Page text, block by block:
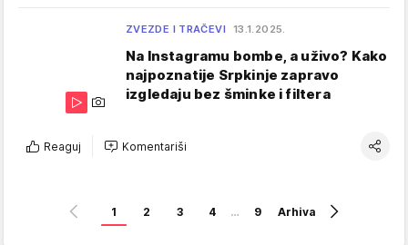
ZVEZDE I TRAČEVI 13.1.2025.
Na Instagramu bombe, a uživo? Kako
najpoznatije Srpkinje zapravo
izgledaju bez šminke i filtera
Reaguj Komentariši
1 2 3 4 … 9 Arhiva